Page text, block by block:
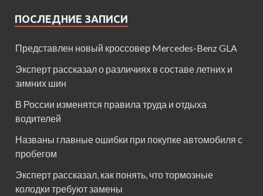
ПОСЛЕДНИЕ ЗАПИСИ
Представлен новый кроссовер Mercedes-Benz GLA
Эксперт рассказал о различиях в составе летних и
зимних шин
В России изменятся правила труда и отдыха
водителей
Названы главные ошибки при покупке автомобиля с
пробегом
Эксперт рассказал, как понять, что тормозные
колодки требуют замены